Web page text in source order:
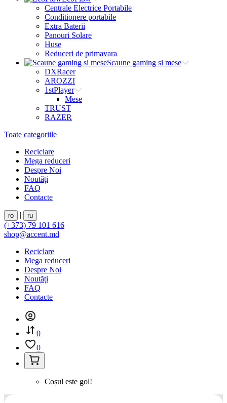
Centrale Electrice Portabile
Conditionere portabile
Extra Baterii
Panouri Solare
Huse
Reduceri de primavara
Scaune gaming si mese
DXRacer
AROZZI
1stPlayer
Mese
TRUST
RAZER
Toate categoriile
Reciclare
Mega reduceri
Despre Noi
Noutăți
FAQ
Contacte
ro | ru
(+373) 79 101 616
shop@accent.md
Reciclare
Mega reduceri
Despre Noi
Noutăți
FAQ
Contacte
0
0
Coșul este gol!